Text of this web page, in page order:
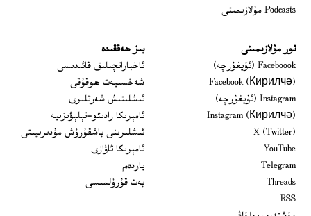
Podcasts مۇلازىمىتى
تور مۇلازىمىتى
Faceboook (ئۇيغۇرچە)
Opens in new window
Facebook (Кирилчә)
Opens in new window
Instagram (ئۇيغۇرچە)
Opens in new window
Instagram (Кирилчә)
Opens in new window
X (Twitter)
YouTube
Telegram
Threads
RSS
بىز ھەققىدە
ئاخباراتچىلىق قائىدىسى
شەخسىيەت ھوقۇقى
ئىشلىتىش شەرتلىرى
ئامېرىكا رادىئو-تېلېۋىزىيە
ئىشلىرىنى باشقۇرۇش مۇدىرىيىتى
ئامېرىكا ئاۋازى
ياردەم
بەت قۇرۇلمىسى